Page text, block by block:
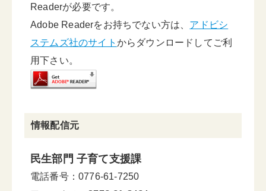
Readerが必要です。
Adobe Readerをお持ちでない方は、 アドビシ
ステムズ社のサイト からダウンロードしてご利
用下さい。
情報配信元
民生部門 子育て支援課
電話番号：0776-61-7250